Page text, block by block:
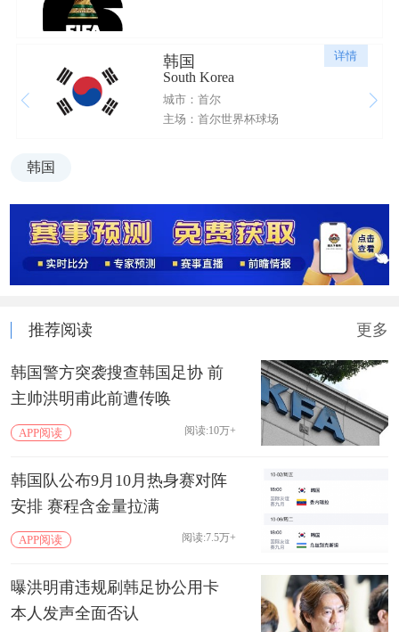
详情
韩国
South Korea
城市：首尔
主场：首尔世界杯球场
韩国
推荐阅读 更多
韩国警方突袭搜查韩国足协 前
主帅洪明甫此前遭传唤
APP阅读 阅读:10万+
韩国队公布9月10月热身赛对阵
安排 赛程含金量拉满
APP阅读 阅读:7.5万+
曝洪明甫违规刷韩足协公用卡
本人发声全面否认